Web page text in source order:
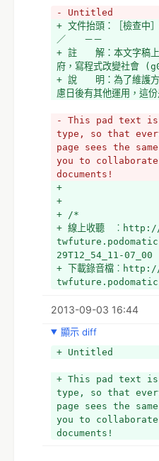
+     認領人：
歡看有時間標記，會修改
記，以便日後維修使用。
+
+     recheck:
+
+ 　　求援︰在
+
+ --PS.正在改比較書
+
+ /*英文名詞*/
+
+ //完整版
+ Time=44:46
+ 酥餅︰ＯＫ，那～其實
這些專案，其實我最有興
式寫作方式，有沒有可
呢？
+
+ Time=45:01
你想參加就是…所以G0V
且是開源的這個 (酥餅
哼) ～對；那、我們現在
是做軍火研發，做這些
組織，或是議題關注者
是更快速的了解議題，
這個很複雜的東西講的更
錢很多時間(酥餅︰嗯哼)
- Untitled
+ 文件抬頭：［檢查中
／　　－－
+ 註　　解：本文字稿
府，寫程式改變社會
+ 說　　明：為了維護
慮日後有其他運用，這
- This pad text is
type, so that
page sees the
you to collaborate
documents!
+
+
+ /*
+ 線上收聽　
29T12_54_11-07_00
+ 下載錄音檔
+
容易聽出一字一句。
+ */
2013-09-03 16:44
顯示 diff
+ Untitled
+ This pad text is
type, so that
page sees the
you to collaborate
documents!